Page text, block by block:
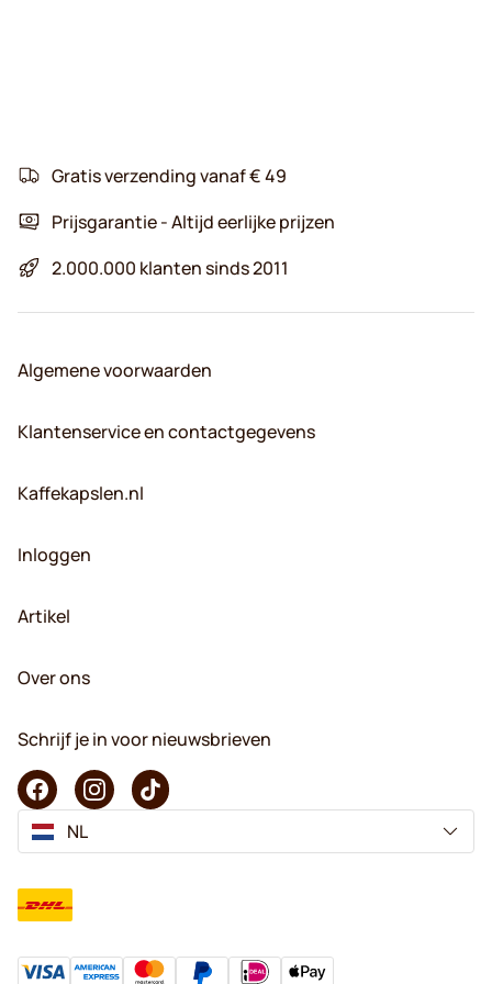
Gratis verzending vanaf € 49
Prijsgarantie - Altijd eerlijke prijzen
2.000.000 klanten sinds 2011
Algemene voorwaarden
Klantenservice en contactgegevens
Kaffekapslen.nl
Inloggen
Artikel
Over ons
Schrijf je in voor nieuwsbrieven
NL